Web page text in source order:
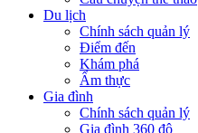
Du lịch
Chính sách quản lý
Điểm đến
Khám phá
Ẩm thực
Gia đình
Chính sách quản lý
Gia đình 360 độ